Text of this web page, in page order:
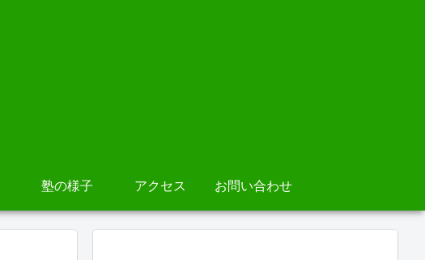
塾の様子 アクセス お問い合わせ